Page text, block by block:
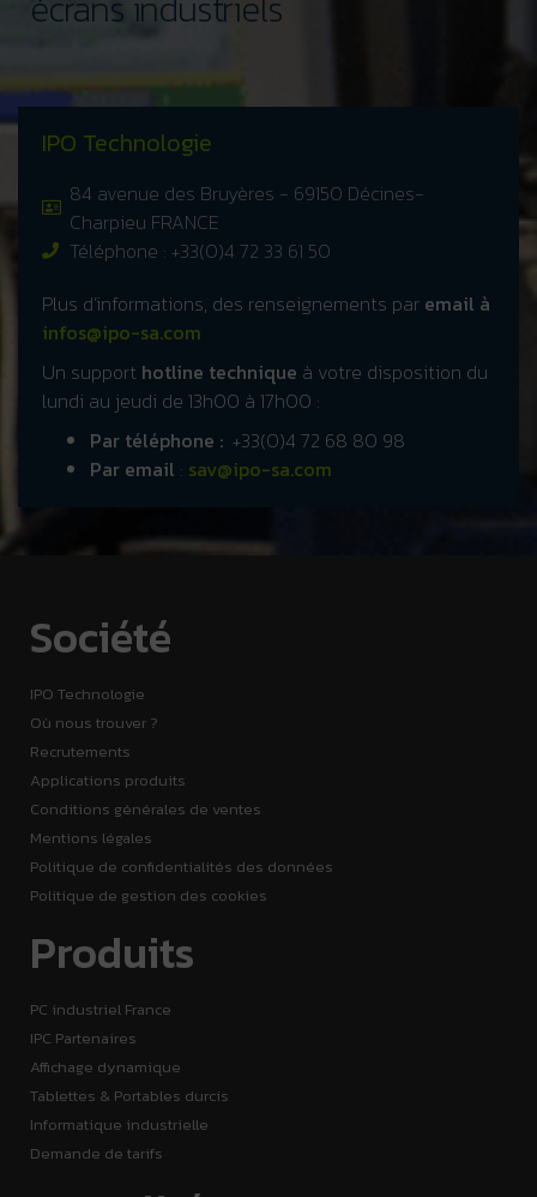
IPO Technologie
84 avenue des Bruyères - 69150 Décines-
Charpieu FRANCE
Téléphone : +33(0)4 72 33 61 50
Plus d’informations, des renseignements par email à
infos@ipo-sa.com
Un support hotline technique à votre disposition du
lundi au jeudi de 13h00 à 17h00 :
Par téléphone : +33(0)4 72 68 80 98
Par email : sav@ipo-sa.com
Société
IPO Technologie
Où nous trouver ?
Recrutements
Applications produits
Conditions générales de ventes
Mentions légales
Politique de confidentialités des données
Politique de gestion des cookies
Produits
PC industriel France
IPC Partenaires
Affichage dynamique
Tablettes & Portables durcis
Informatique industrielle
Demande de tarifs